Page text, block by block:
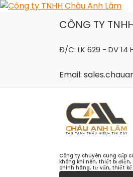
Skip
CÔNG TY
Đ/C: LK 629 - DV 14
Email:
Công ty chuyên cung cấp
không khí nén, thiết bị
chính hãng, tư vấn, thiết kế